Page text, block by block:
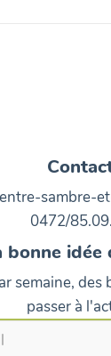
sambre-
0472/
bonne idée
semaine, des
passer à